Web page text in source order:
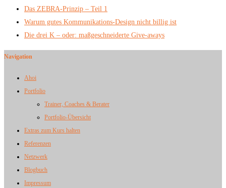
Das ZEBRA-Prinzip – Teil 1
Warum gutes Kommunikations-Design nicht billig ist
Die drei K – oder: maßgeschneiderte Give-aways
Navigation
Ahoi
Portfolio
Trainer, Coaches & Berater
Portfolio-Übersicht
Extras zum Kurs halten
Referenzen
Netzwerk
Blogbuch
Impressum